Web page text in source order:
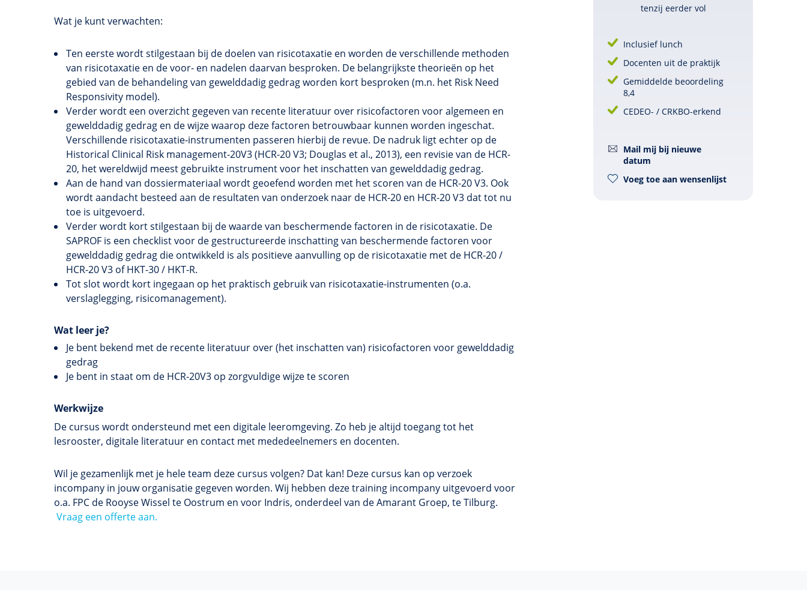
tenzij eerder vol
Inclusief lunch
Docenten uit de praktijk
Gemiddelde beoordeling
8,4
CEDEO- / CRKBO-erkend
Mail mij bij nieuwe
datum
Voeg toe aan wensenlijst
Wat je kunt verwachten:
Ten eerste wordt stilgestaan bij de doelen van risicotaxatie en worden de verschillende methoden
van risicotaxatie en de voor- en nadelen daarvan besproken. De belangrijkste theorieën op het
gebied van de behandeling van gewelddadig gedrag worden kort besproken (m.n. het Risk Need
Responsivity model).
Verder wordt een overzicht gegeven van recente literatuur over risicofactoren voor algemeen en
gewelddadig gedrag en de wijze waarop deze factoren betrouwbaar kunnen worden ingeschat.
Verschillende risicotaxatie-instrumenten passeren hierbij de revue. De nadruk ligt echter op de
Historical Clinical Risk management-20V3(HCR-20V3; Douglas et al., 2013), een revisie van de HCR-
20, het wereldwijd meest gebruikte instrument voor het inschatten van gewelddadig gedrag.
Aan de hand van dossiermateriaal wordt geoefend worden met het scoren van de HCR-20V3. Ook
wordt aandacht besteed aan de resultaten van onderzoek naar de HCR-20 en HCR-20V3 dat tot nu
toe is uitgevoerd.
Verder wordt kort stilgestaan bij de waarde van beschermende factoren in de risicotaxatie. De
SAPROF is een checklist voor de gestructureerde inschatting van beschermende factoren voor
gewelddadig gedrag die ontwikkeld is als positieve aanvulling op de risicotaxatie met de HCR-20/
HCR-20V3 ofHKT-30 / HKT-R.
Tot slot wordt kort ingegaan op het praktisch gebruik van risicotaxatie-instrumenten (o.a.
verslaglegging, risicomanagement).
Wat leer je?
Je bent bekend met de recente literatuur over (het inschatten van) risicofactoren voor gewelddadig
gedrag
Je bent in staat om de HCR-20V3 op zorgvuldige wijze te scoren
Werkwijze
De cursus wordt ondersteund met een digitale leeromgeving. Zo heb je altijd toegang tot het
lesrooster, digitale literatuur en contact met mededeelnemers en docenten.
Wil je gezamenlijk met je hele team deze cursus volgen? Dat kan! Deze cursus kan op verzoek
incompany in jouw organisatie gegeven worden. Wij hebben deze training incompany uitgevoerd voor
o.a. FPC de Rooyse Wissel te Oostrum en voor Indris, onderdeel van de Amarant Groep, te Tilburg.
Vraag een offerte aan.